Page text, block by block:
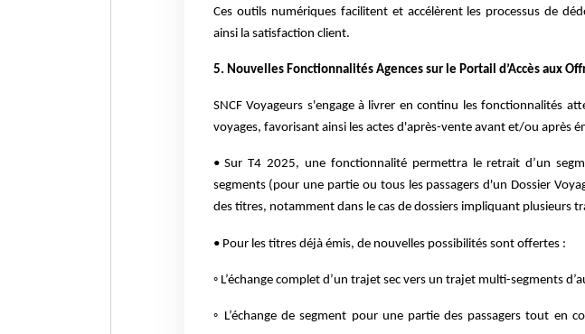
Ces outils numériques facilitent et accélèrent les processus de
ainsi la satisfaction client.
5. Nouvelles Fonctionnalités Agences sur le Portail d’Accès aux
SNCF Voyageurs s'engage à livrer en continu les fonctionnalités
voyages, favorisant ainsi les actes d'après-vente avant et/ou après
• Sur T4 2025, une fonctionnalité permettra le retrait d’un
segments (pour une partie ou tous les passagers d'un Dossier
des titres, notamment dans le cas de dossiers impliquant plusieurs
• Pour les titres déjà émis, de nouvelles possibilités sont offertes :
◦ L’échange complet d’un trajet sec vers un trajet multi-segments
◦ L’échange de segment pour une partie des passagers tout en